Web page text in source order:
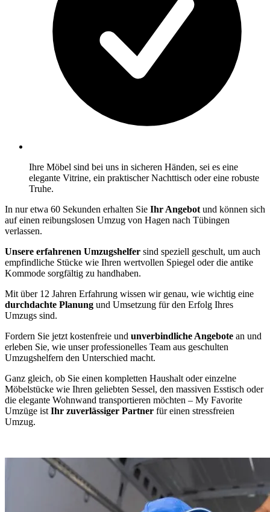
Ihre Möbel sind bei uns in sicheren Händen, sei es eine
elegante Vitrine, ein praktischer Nachttisch oder eine robuste
Truhe.
In nur etwa 60 Sekunden erhalten Sie Ihr Angebot und können sich
auf einen reibungslosen Umzug von Hagen nach Tübingen
verlassen.
Unsere erfahrenen Umzugshelfer sind speziell geschult, um auch
empfindliche Stücke wie Ihren wertvollen Spiegel oder die antike
Kommode sorgfältig zu handhaben.
Mit über 12 Jahren Erfahrung wissen wir genau, wie wichtig eine
durchdachte Planung und Umsetzung für den Erfolg Ihres
Umzugs sind.
Fordern Sie jetzt kostenfreie und unverbindliche Angebote an und
erleben Sie, wie unser professionelles Team aus geschulten
Umzugshelfern den Unterschied macht.
Ganz gleich, ob Sie einen kompletten Haushalt oder einzelne
Möbelstücke wie Ihren geliebten Sessel, den massiven Esstisch oder
die elegante Wohnwand transportieren möchten – My Favorite
Umzüge ist Ihr zuverlässiger Partner für einen stressfreien
Umzug.